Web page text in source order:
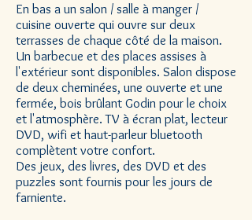
En bas a un salon / salle à manger /
cuisine ouverte qui ouvre sur deux
terrasses de chaque côté de la maison.
Un barbecue et des places assises à
l'extérieur sont disponibles. Salon dispose
de deux cheminées, une ouverte et une
fermée, bois brûlant Godin pour le choix
et l'atmosphère. TV à écran plat, lecteur
DVD, wifi et haut-parleur bluetooth
complètent votre confort.
Des jeux, des livres, des DVD et des
puzzles sont fournis pour les jours de
farniente.